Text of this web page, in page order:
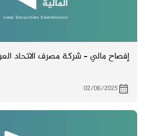
إفصاح مالي – شركة مصرف الاتحاد
02/06/2025